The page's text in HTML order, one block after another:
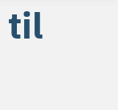
til